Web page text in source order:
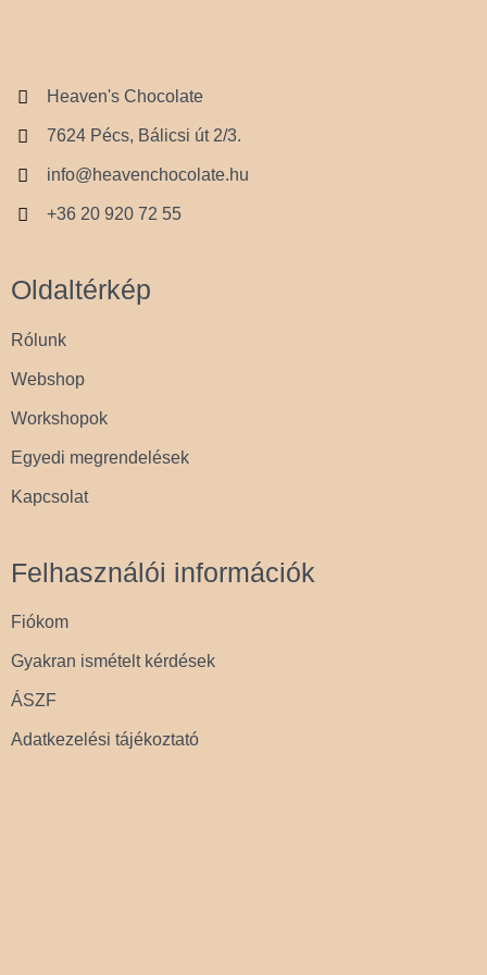
Heaven's Chocolate
7624 Pécs, Bálicsi út 2/3.
info@heavenchocolate.hu
+36 20 920 72 55
Oldaltérkép
Rólunk
Webshop
Workshopok
Egyedi megrendelések
Kapcsolat
Felhasználói információk
Fiókom
Gyakran ismételt kérdések
ÁSZF
Adatkezelési tájékoztató